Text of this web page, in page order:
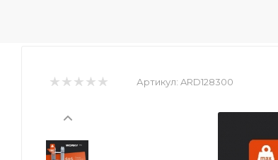
Артикул: ARD128300